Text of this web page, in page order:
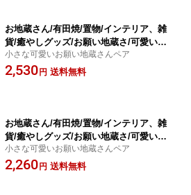
お地蔵さん/有田焼/置物/インテリア、雑
貨/癒やしグッズ/お願い地蔵さ/可愛いお
地蔵さんミニミニペア赤・青/うつわの
翔山/送料無料/定形外郵便で送ります。
小さな可愛いお願い地蔵さんペア
2,530 円 送料無料
お地蔵さん/有田焼/置物/インテリア、雑
貨/癒やしグッズ/お願い地蔵さ/可愛いお
地蔵さんミニミニペア黄・紫/うつわの
翔山/送料無料/定形外郵便で送ります
小さな可愛いお願い地蔵さんペア
2,260 円 送料無料